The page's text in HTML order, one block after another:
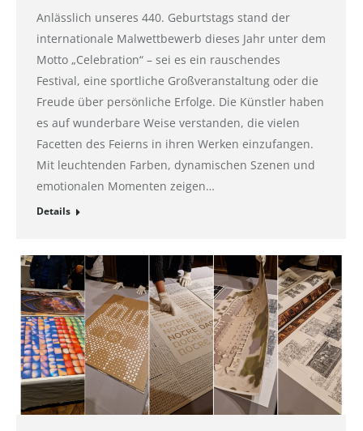
Anlässlich unseres 440. Geburtstags stand der
internationale Malwettbewerb dieses Jahr unter dem
Motto „Celebration“ – sei es ein rauschendes
Festival, eine sportliche Großveranstaltung oder die
Freude über persönliche Erfolge. Die Künstler haben
es auf wunderbare Weise verstanden, die vielen
Facetten des Feierns in ihren Werken einzufangen.
Mit leuchtenden Farben, dynamischen Szenen und
emotionalen Momenten zeigen…
Details